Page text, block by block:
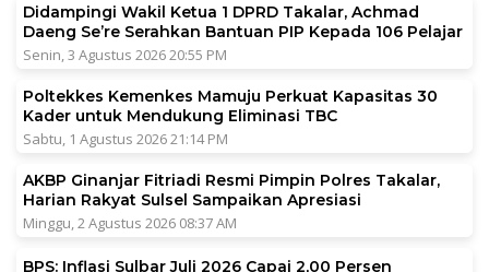
Didampingi Wakil Ketua 1 DPRD Takalar, Achmad
Daeng Se’re Serahkan Bantuan PIP Kepada 106 Pelajar
Senin, 3 Agustus 2026 20:55 PM
Poltekkes Kemenkes Mamuju Perkuat Kapasitas 30
Kader untuk Mendukung Eliminasi TBC
Sabtu, 1 Agustus 2026 21:14 PM
AKBP Ginanjar Fitriadi Resmi Pimpin Polres Takalar,
Harian Rakyat Sulsel Sampaikan Apresiasi
Minggu, 2 Agustus 2026 08:37 AM
BPS: Inflasi Sulbar Juli 2026 Capai 2,00 Persen